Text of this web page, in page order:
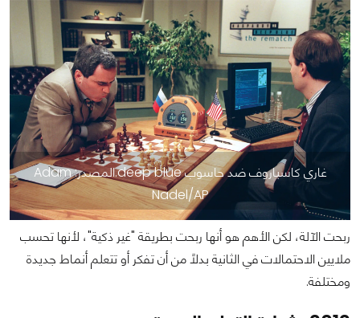
غاري كاسباروف ضد حاسوب deep blue.المصدر: Adam
Nadel/AP
ربحت الآلة، لكن الأهم هو أنها ربحت بطريقة "غير ذكية"، لأنها تحسب
ملايين الاحتمالات في الثانية بدلًا من أن تفكر أو تتعلم أنماط جديدة
ومختلفة.